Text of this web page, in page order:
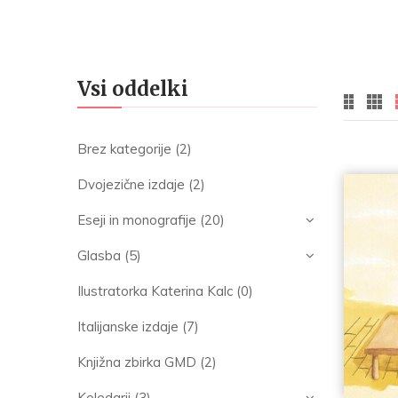
Vsi oddelki
Brez kategorije (2)
Dvojezične izdaje (2)
Eseji in monografije (20)
Glasba (5)
Ilustratorka Katerina Kalc (0)
Italijanske izdaje (7)
Knjižna zbirka GMD (2)